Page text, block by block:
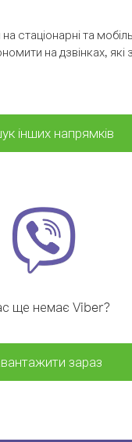
стаціонарні та
на дзвінках, які
інших напрямків
ще немає Viber?
зараз